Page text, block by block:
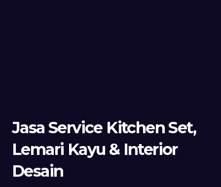
Jasa Service Kitchen Set,
Lemari Kayu & Interior
Desain